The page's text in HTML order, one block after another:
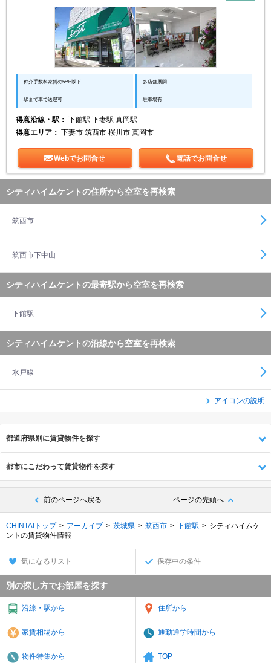
仲介手数料家賃の55%以下 多店舗展開
駅まで車で送迎可 駐車場有
得意沿線・駅： 下館駅 下妻駅 真岡駅
得意エリア： 下妻市 筑西市 桜川市 真岡市
Webでお問合せ 電話でお問合せ
シティハイムケントの住所から空室を再検索
筑西市
筑西市下中山
シティハイムケントの最寄駅から空室を再検索
下館駅
シティハイムケントの沿線から空室を再検索
水戸線
アイコンの説明
都道府県別に賃貸物件を探す
都市にこだわって賃貸物件を探す
前のページへ戻る ページの先頭へ
CHINTAIトップ アーカイブ 茨城県 筑西市 下館駅
シティハイムケ
ントの賃貸物件情報
気になるリスト 保存中の条件
別の探し方でお部屋を探す
沿線・駅から 住所から
家賃相場から 通勤通学時間から
物件特集から TOP